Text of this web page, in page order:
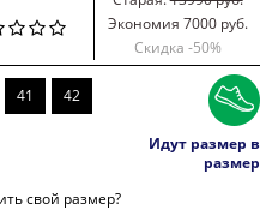
Экономия 7000 руб.
Скидка -50%
41 42
Идут размер в
размер
свой размер?